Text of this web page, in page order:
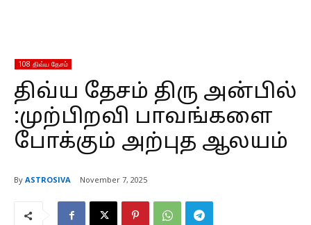
108 திவ்ய தேசம்
திவ்ய தேசம் திரு அன்பில்
:முற்பிறவி பாவங்களை
போக்கும் அற்புத ஆலயம்
By ASTROSIVA November 7, 2025